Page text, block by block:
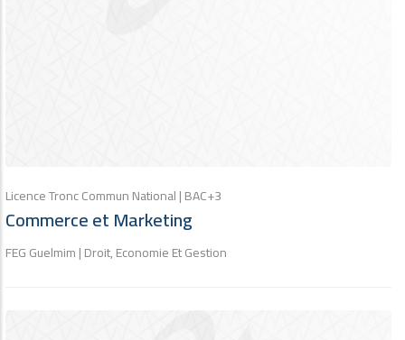
Licence Tronc Commun National | BAC+3
Commerce et Marketing
FEG Guelmim | Droit, Economie Et Gestion